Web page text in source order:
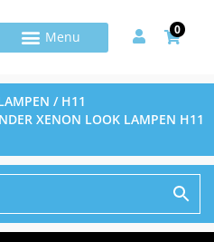
0
/ H11
XENON LOOK LAMPEN H11